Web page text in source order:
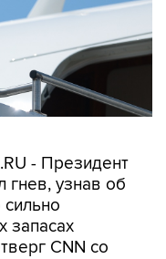
- Президент
узнав об
запасах
CNN со